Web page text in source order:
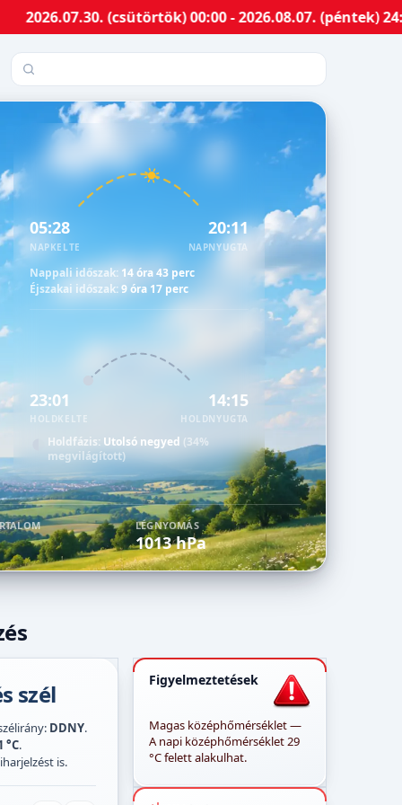
(csütörtök) 00:00 - 2026.08.07. (péntek) 24:00-ig
Település keresése
05:28
NAPKELTE
20:11
NAPNYUGTA
Nappali időszak: 14 óra 43 perc
Éjszakai időszak:9 óra 17 perc
23:01
HOLDKELTE
14:15
HOLDNYUGTA
Holdfázis: Utolsó negyed (34%
megvilágított)
LÉGNYOMÁS
1013 hPa
szél
DDNY.
°C.
is.
Figyelmeztetések
Magas középhőmérséklet —
A napi középhőmérséklet 29
°C felett alakulhat.